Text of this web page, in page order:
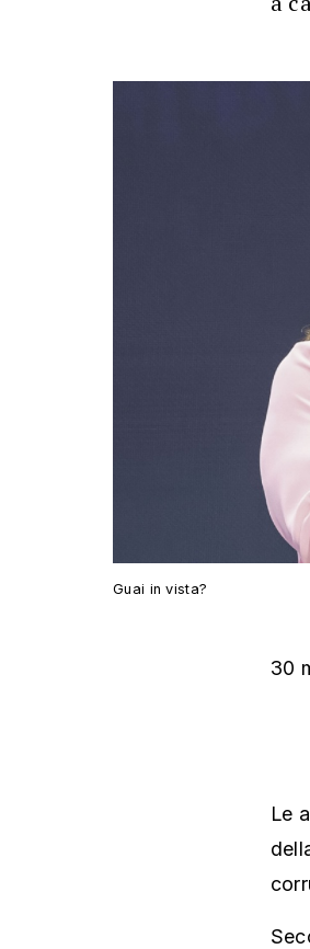
Guai in vista?
30
Le